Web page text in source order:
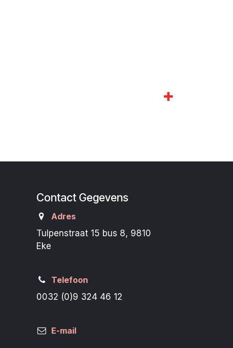
Contact Gegevens
Adres
Tulpenstraat 15 bus 8, 9810
Eke
Telefoon
0032 (0)9 324 46 12
E-mail